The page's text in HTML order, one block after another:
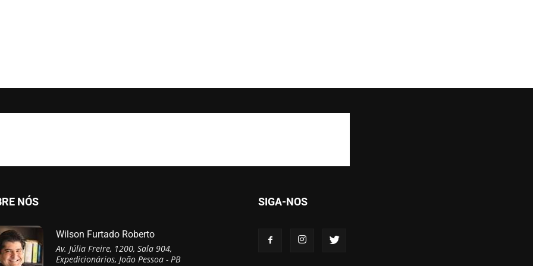
NÓS
Wilson Furtado Roberto
Av. Júlia Freire, 1200, Sala 904,
Expedicionários, João Pessoa - PB
SIGA-NOS